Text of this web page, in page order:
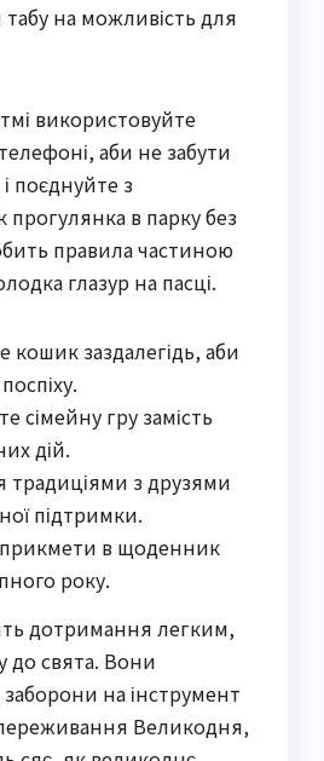
на можливість для
використовуйте
аби не забути
поєднуйте з
прогулянка в парку без
правила частиною
глазур на пасці.
кошик заздалегідь, аби
сімейну гру замість
дій.
традиціями з друзями
підтримки.
в щоденник
року.
дотримання легким,
до свята. Вони
на інструмент
Великодня,